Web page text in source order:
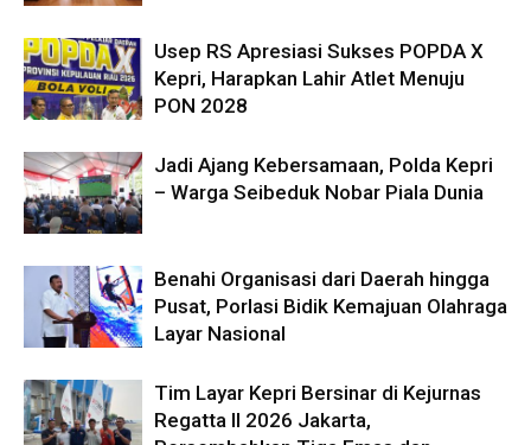
Usep RS Apresiasi Sukses POPDA X
Kepri, Harapkan Lahir Atlet Menuju
PON 2028
Jadi Ajang Kebersamaan, Polda Kepri
– Warga Seibeduk Nobar Piala Dunia
Benahi Organisasi dari Daerah hingga
Pusat, Porlasi Bidik Kemajuan Olahraga
Layar Nasional
Tim Layar Kepri Bersinar di Kejurnas
Regatta II 2026 Jakarta,